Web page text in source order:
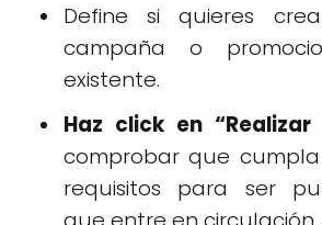
Define si quieres
campaña o
existente.
Haz click en “Realizar
comprobar que
requisitos para ser